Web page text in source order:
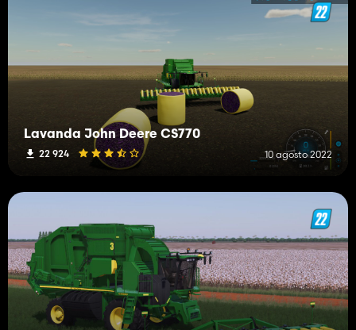
Lavanda John Deere CS770
22 924 10 agosto 2022